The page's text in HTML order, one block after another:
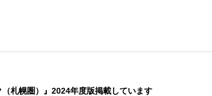
（札幌圏）』2024年度版掲載しています